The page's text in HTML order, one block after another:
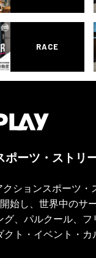
RACE
ポーツ・ストリ
クションスポーツ
始し、世界中のサ
グ、パルクール、
クト・イベント・